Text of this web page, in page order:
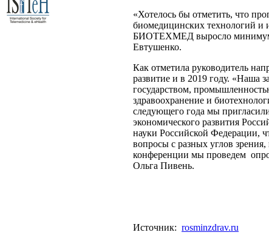
«Хотелось бы отметить, что
биомедицинских технологий и
БИОТЕХМЕД выросло минимум
Евтушенко.
Как отметила руководитель
развитие и в 2019 году. «Наша
государством,
здравоохранение и
следующего года мы
экономического развития
науки Российской Федерации,
вопросы с разных углов
конференции мы проведем
Ольга Пивень.
Источник: rosminzdrav.ru